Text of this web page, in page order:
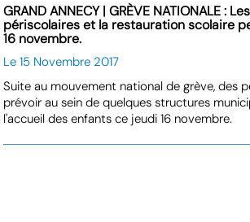
GRAND ANNECY | GRÈVE NATIONALE :
périscolaires et la restauration scolaire
16 novembre.
Le 15 Novembre 2017
Suite au mouvement national de grève, des
prévoir au sein de quelques structures
l'accueil des enfants ce jeudi 16 novembre.